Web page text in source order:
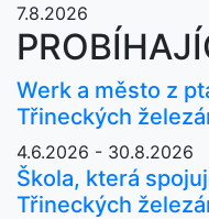
7.8.2026
Werk a město z
Třineckých
4.6.2026 - 30.8.2026
Škola, která
Třineckých